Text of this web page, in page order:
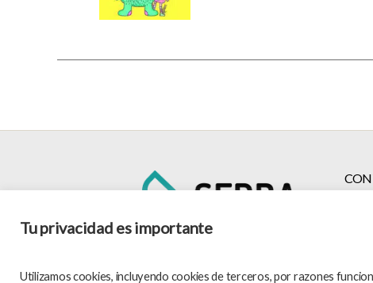
Tu privacidad es importante
Utilizamos cookies, incluyendo cookies de terceros, por razones